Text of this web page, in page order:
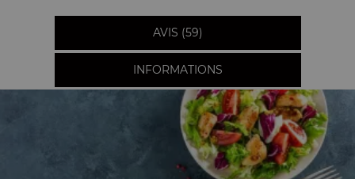
AVIS (59)
INFORMATIONS